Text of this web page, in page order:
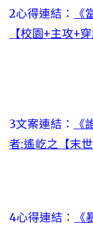
2心得連結：
【校園+主攻+
3文案連結：
者:遙屹之【末
4心得連結：